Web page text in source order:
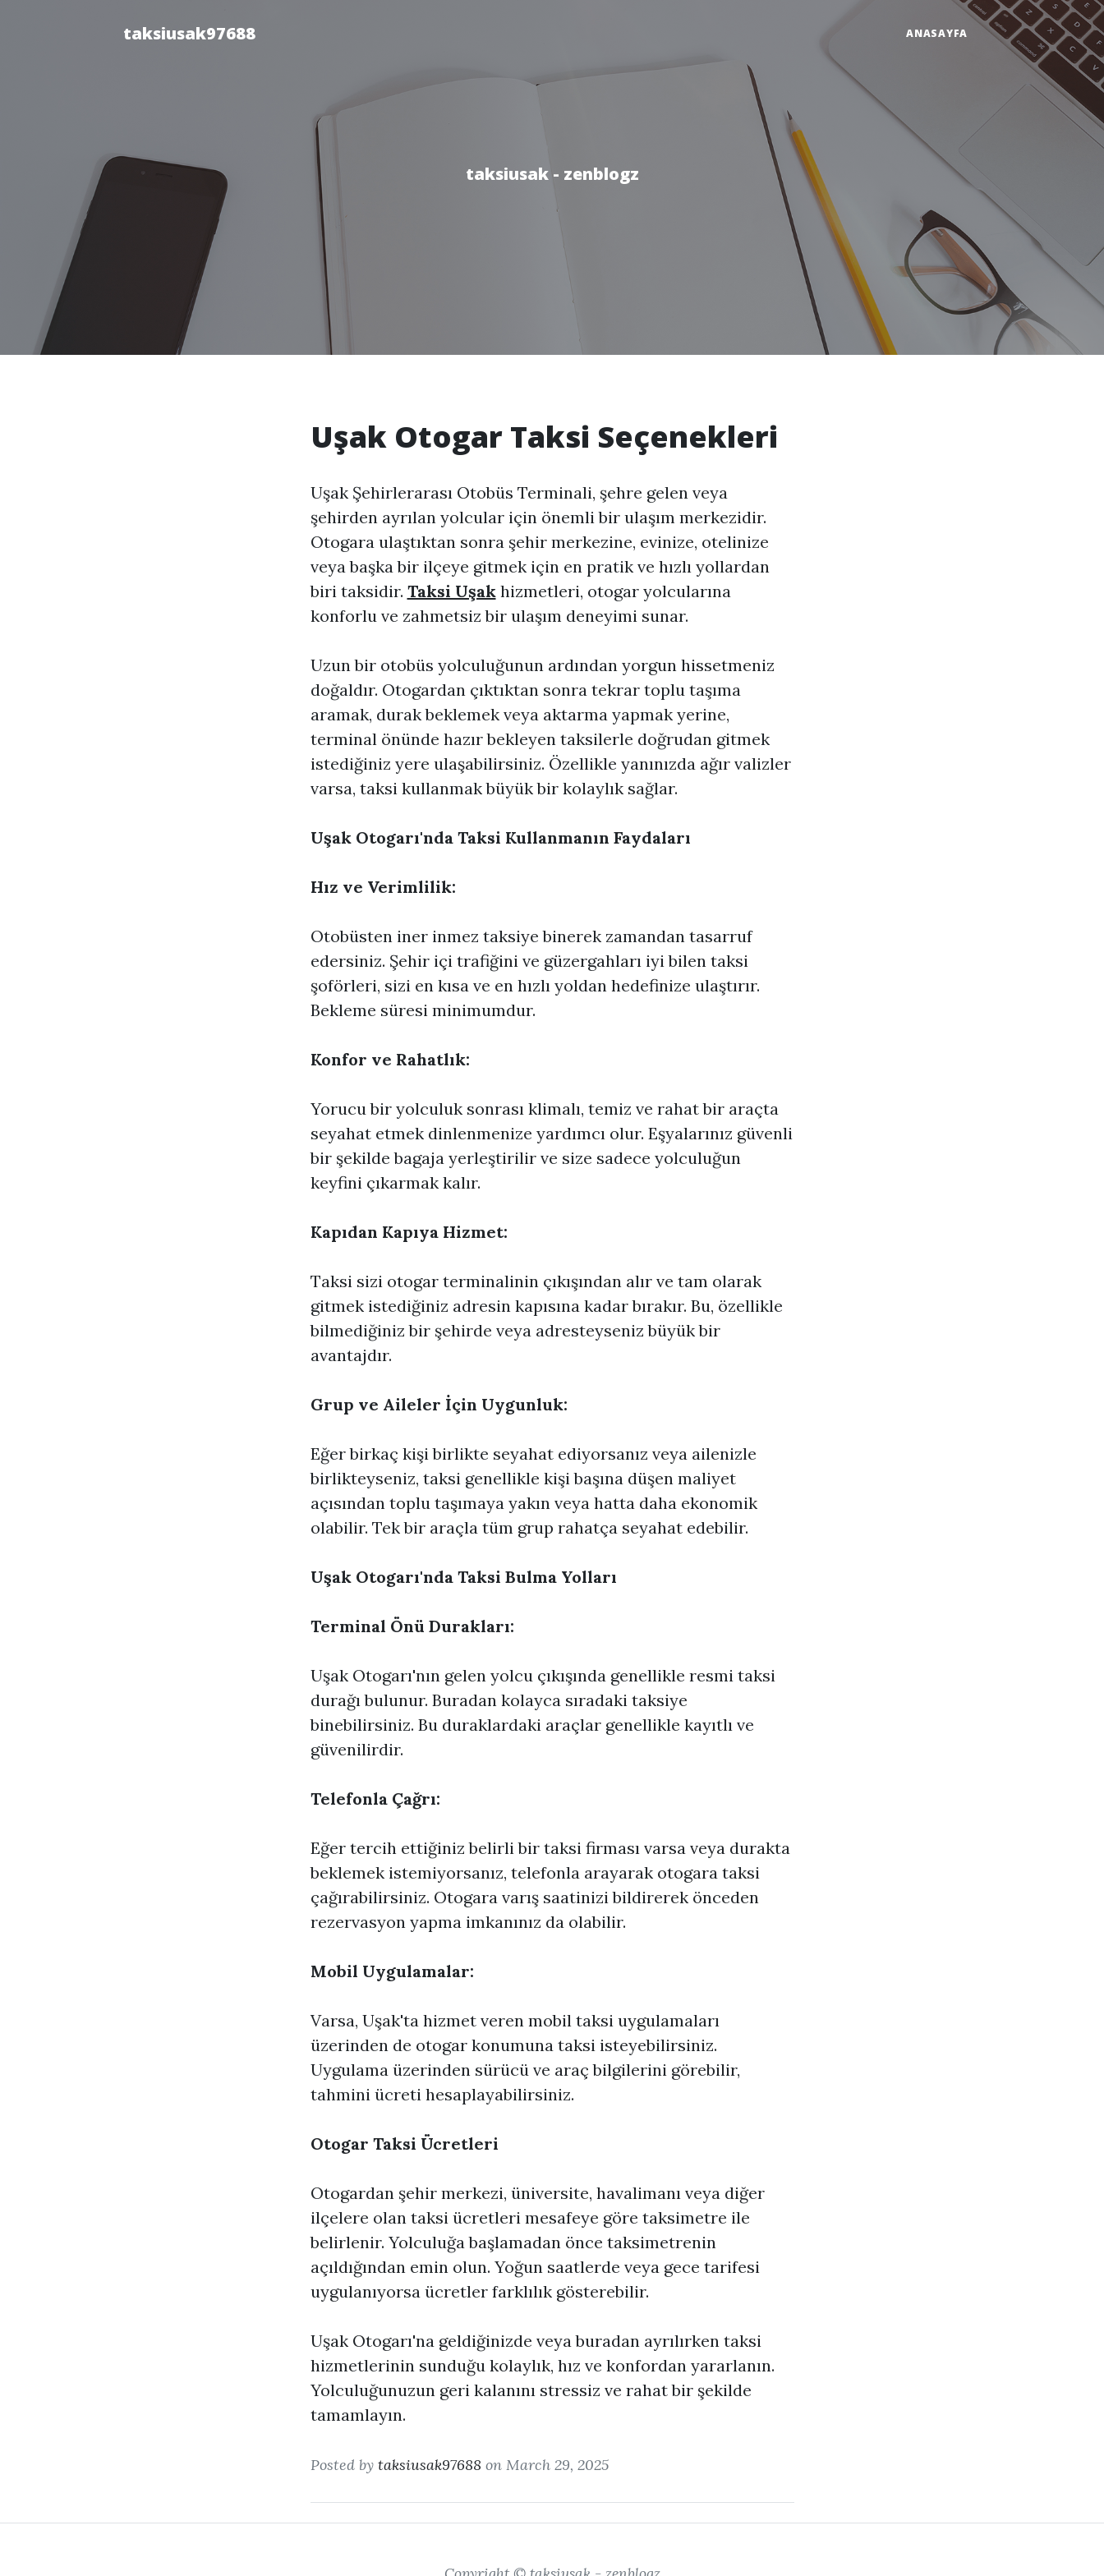
taksiusak97688 ANASAYFA
taksiusak - zenblogz
Uşak Otogar Taksi Seçenekleri
Uşak Şehirlerarası Otobüs Terminali, şehre gelen veya
şehirden ayrılan yolcular için önemli bir ulaşım merkezidir.
Otogara ulaştıktan sonra şehir merkezine, evinize, otelinize
veya başka bir ilçeye gitmek için en pratik ve hızlı yollardan
biri taksidir. Taksi Uşakhizmetleri, otogar yolcularına
konforlu ve zahmetsiz bir ulaşım deneyimi sunar.
Uzun bir otobüs yolculuğunun ardından yorgun hissetmeniz
doğaldır. Otogardan çıktıktan sonra tekrar toplu taşıma
aramak, durak beklemek veya aktarma yapmak yerine,
terminal önünde hazır bekleyen taksilerle doğrudan gitmek
istediğiniz yere ulaşabilirsiniz. Özellikle yanınızda ağır valizler
varsa, taksi kullanmak büyük bir kolaylık sağlar.
Uşak Otogarı'nda Taksi Kullanmanın Faydaları
Hız ve Verimlilik:
Otobüsten iner inmez taksiye binerek zamandan tasarruf
edersiniz. Şehir içi trafiğini ve güzergahları iyi bilen taksi
şoförleri, sizi en kısa ve en hızlı yoldan hedefinize ulaştırır.
Bekleme süresi minimumdur.
Konfor ve Rahatlık:
Yorucu bir yolculuk sonrası klimalı, temiz ve rahat bir araçta
seyahat etmek dinlenmenize yardımcı olur. Eşyalarınız güvenli
bir şekilde bagaja yerleştirilir ve size sadece yolculuğun
keyfini çıkarmak kalır.
Kapıdan Kapıya Hizmet:
Taksi sizi otogar terminalinin çıkışından alır ve tam olarak
gitmek istediğiniz adresin kapısına kadar bırakır. Bu, özellikle
bilmediğiniz bir şehirde veya adresteyseniz büyük bir
avantajdır.
Grup ve Aileler İçin Uygunluk:
Eğer birkaç kişi birlikte seyahat ediyorsanız veya ailenizle
birlikteyseniz, taksi genellikle kişi başına düşen maliyet
açısından toplu taşımaya yakın veya hatta daha ekonomik
olabilir. Tek bir araçla tüm grup rahatça seyahat edebilir.
Uşak Otogarı'nda Taksi Bulma Yolları
Terminal Önü Durakları:
Uşak Otogarı'nın gelen yolcu çıkışında genellikle resmi taksi
durağı bulunur. Buradan kolayca sıradaki taksiye
binebilirsiniz. Bu duraklardaki araçlar genellikle kayıtlı ve
güvenilirdir.
Telefonla Çağrı:
Eğer tercih ettiğiniz belirli bir taksi firması varsa veya durakta
beklemek istemiyorsanız, telefonla arayarak otogara taksi
çağırabilirsiniz. Otogara varış saatinizi bildirerek önceden
rezervasyon yapma imkanınız da olabilir.
Mobil Uygulamalar:
Varsa, Uşak'ta hizmet veren mobil taksi uygulamaları
üzerinden de otogar konumuna taksi isteyebilirsiniz.
Uygulama üzerinden sürücü ve araç bilgilerini görebilir,
tahmini ücreti hesaplayabilirsiniz.
Otogar Taksi Ücretleri
Otogardan şehir merkezi, üniversite, havalimanı veya diğer
ilçelere olan taksi ücretleri mesafeye göre taksimetre ile
belirlenir. Yolculuğa başlamadan önce taksimetrenin
açıldığından emin olun. Yoğun saatlerde veya gece tarifesi
uygulanıyorsa ücretler farklılık gösterebilir.
Uşak Otogarı'na geldiğinizde veya buradan ayrılırken taksi
hizmetlerinin sunduğu kolaylık, hız ve konfordan yararlanın.
Yolculuğunuzun geri kalanını stressiz ve rahat bir şekilde
tamamlayın.
Posted by taksiusak97688 on March 29, 2025